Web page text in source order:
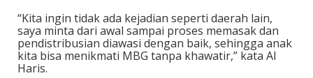
“Kita ingin tidak ada kejadian seperti daerah lain,
saya minta dari awal sampai proses memasak dan
pendistribusian diawasi dengan baik, sehingga anak
kita bisa menikmati MBG tanpa khawatir,” kata Al
Haris.